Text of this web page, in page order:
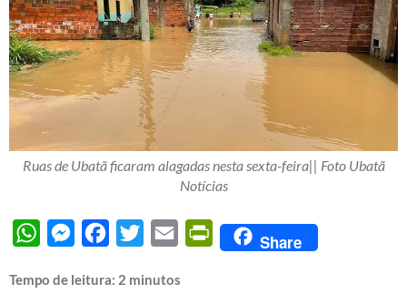
Ruas de Ubatã ficaram alagadas nesta sexta-feira|| Foto Ubatã
Notícias
WhatsAppMessengerFacebook
Twitter Email PrintFriendly
Share
Tempo de leitura: 2 minutos